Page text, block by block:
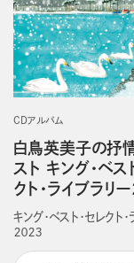
CDアルバム
白鳥英美子の抒
スト キング・ベス
クト・ライブラリ
キング・ベスト・セレクト
２０２３